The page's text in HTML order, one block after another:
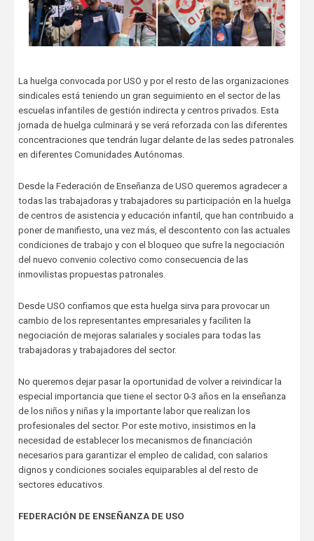
La huelga convocada por USO y por el resto de las organizaciones
sindicales está teniendo un gran seguimiento en el sector de las
escuelas infantiles de gestión indirecta y centros privados. Esta
jornada de huelga culminará y se verá reforzada con las diferentes
concentraciones que tendrán lugar delante de las sedes patronales
en diferentes Comunidades Autónomas.
Desde la Federación de Enseñanza de USO queremos agradecer a
todas las trabajadoras y trabajadores su participación en la huelga
de centros de asistencia y educación infantil, que han contribuido a
poner de manifiesto, una vez más, el descontento con las actuales
condiciones de trabajo y con el bloqueo que sufre la negociación
del nuevo convenio colectivo como consecuencia de las
inmovilistas propuestas patronales.
Desde USO confiamos que esta huelga sirva para provocar un
cambio de los representantes empresariales y faciliten la
negociación de mejoras salariales y sociales para todas las
trabajadoras y trabajadores del sector.
No queremos dejar pasar la oportunidad de volver a reivindicar la
especial importancia que tiene el sector 0-3 años en la enseñanza
de los niños y niñas y la importante labor que realizan los
profesionales del sector. Por este motivo, insistimos en la
necesidad de establecer los mecanismos de financiación
necesarios para garantizar el empleo de calidad, con salarios
dignos y condiciones sociales equiparables al del resto de
sectores educativos.
FEDERACIÓN DE ENSEÑANZA DE USO